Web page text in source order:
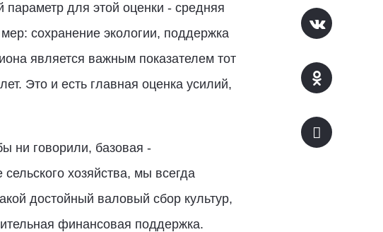
параметр для этой оценки - средняя
сохранение экологии, поддержка
является важным показателем тот
Это и есть главная оценка усилий,
ни говорили, базовая -
хозяйства, мы всегда
достойный валовый сбор культур,
финансовая поддержка.